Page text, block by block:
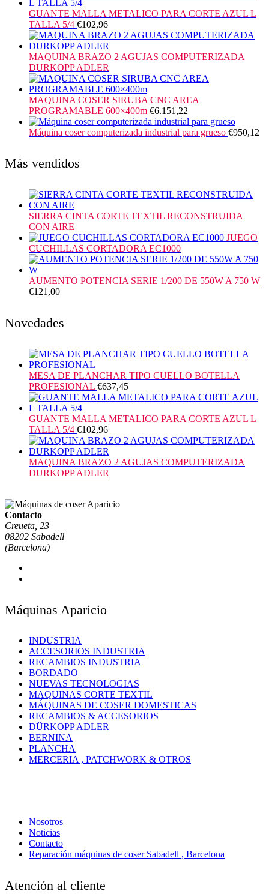
GUANTE MALLA METALICO PARA CORTE AZUL L
TALLA 5/4 €102,96
MAQUINA BRAZO 2 AGUJAS COMPUTERIZADA
DURKOPP ADLER
MAQUINA COSER SIRUBA CNC AREA
PROGRAMABLE 600×400m €6.151,22
Máquina coser computerizada industrial para grueso €950,12
Más vendidos
SIERRA CINTA CORTE TEXTIL RECONSTRUIDA
CON AIRE
JUEGO
CUCHILLAS CORTADORA EC1000
AUMENTO POTENCIA SERIE 1/200 DE 550W A 750 W
€121,00
Novedades
MESA DE PLANCHAR TIPO CUELLO BOTELLA
PROFESIONAL €637,45
GUANTE MALLA METALICO PARA CORTE AZUL L
TALLA 5/4 €102,96
MAQUINA BRAZO 2 AGUJAS COMPUTERIZADA
DURKOPP ADLER
Contacto
Creueta, 23
08202 Sabadell
(Barcelona)
Máquinas Aparicio
INDUSTRIA
ACCESORIOS INDUSTRIA
RECAMBIOS INDUSTRIA
BORDADO
NUEVAS TECNOLOGIAS
MAQUINAS CORTE TEXTIL
MÁQUINAS DE COSER DOMESTICAS
RECAMBIOS & ACCESORIOS
DÜRKOPP ADLER
BERNINA
PLANCHA
MERCERIA , PATCHWORK & OTROS
Nosotros
Noticias
Contacto
Reparación máquinas de coser Sabadell , Barcelona
Atención al cliente